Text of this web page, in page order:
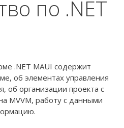
по .NET
.NET MAUI содержит
об элементах управления
об организации проекта с
MVVM, работу с данными